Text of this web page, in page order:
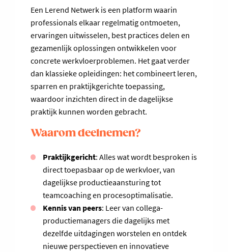
Een Lerend Netwerk is een platform waarin
professionals elkaar regelmatig ontmoeten,
ervaringen uitwisselen, best practices delen en
gezamenlijk oplossingen ontwikkelen voor
concrete werkvloerproblemen. Het gaat verder
dan klassieke opleidingen: het combineert leren,
sparren en praktijkgerichte toepassing,
waardoor inzichten direct in de dagelijkse
praktijk kunnen worden gebracht.
Waarom deelnemen?
Praktijkgericht: Alles wat wordt besproken is
direct toepasbaar op de werkvloer, van
dagelijkse productieaansturing tot
teamcoaching en procesoptimalisatie.
Kennis van peers: Leer van collega-
productiemanagers die dagelijks met
dezelfde uitdagingen worstelen en ontdek
nieuwe perspectieven en innovatieve